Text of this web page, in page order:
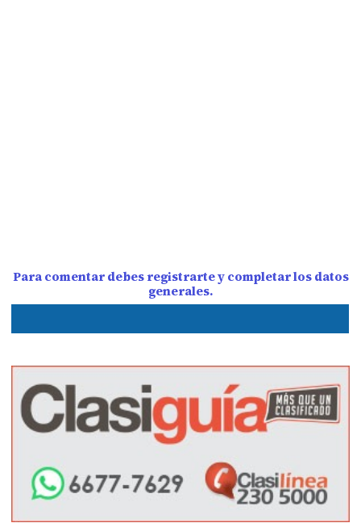
Para comentar debes registrarte y completar los datos
generales.